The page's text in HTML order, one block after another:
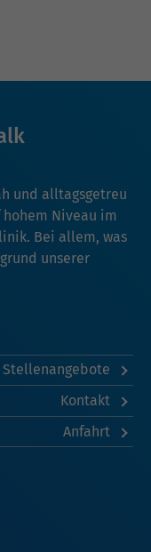
und alltagsgetreu
Niveau im
Bei allem, was
unserer
Stellenangebote
Kontakt
Anfahrt